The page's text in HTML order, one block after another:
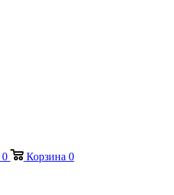
0 Корзина 0